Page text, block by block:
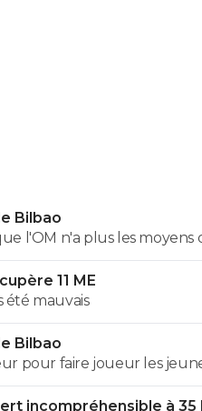
Bilbao
l'OM n'a plus les moyens
11 ME
été mauvais
Bilbao
pour faire joueur les
incompréhensible à 35